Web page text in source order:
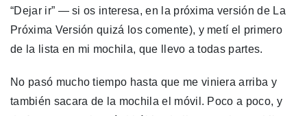
“Dejar ir” — si os interesa, en la próxima versión de La
Próxima Versión quizá los comente), y metí el primero
de la lista en mi mochila, que llevo a todas partes.
No pasó mucho tiempo hasta que me viniera arriba y
también sacara de la mochila el móvil. Poco a poco, y